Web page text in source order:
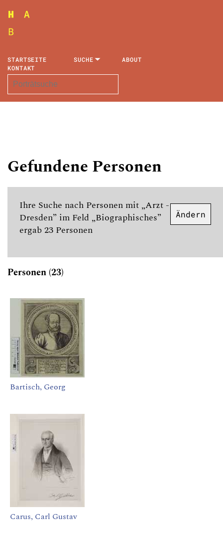
STARTSEITE SUCHE
ABOUT
KONTAKT
Gefundene Personen
Ihre Suche nach Personen mit „Arzt -
Dresden” im Feld „Biographisches”
ergab 23 Personen
Ändern
Personen (23)
Bartisch, Georg
Carus, Carl Gustav